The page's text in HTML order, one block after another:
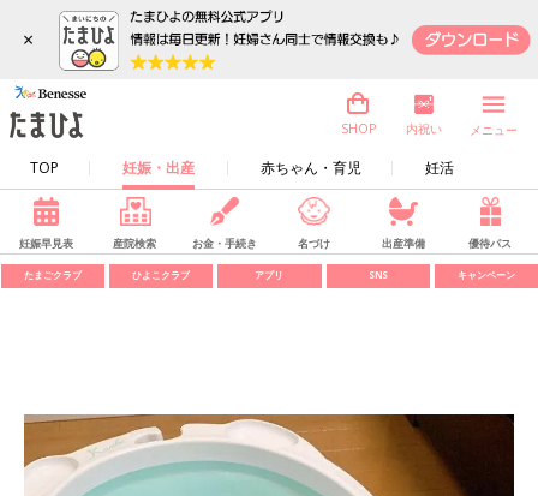
×
TOP 妊娠・出産 赤ちゃん・育児 妊活
SHOP 内祝い メニュー
妊娠早見表 産院検索 お金・手続き 名づけ 出産準備 優待パス
たまごクラブ ひよこクラブ アプリ SNS キャンペーン